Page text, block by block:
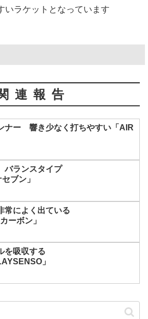
いラケットとなっています
連報告
ナー 響き少なく打ちやすい「AIR
バランスタイプ
ブン」
常によく出ている
ーボン」
を吸収する
」